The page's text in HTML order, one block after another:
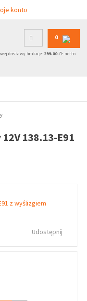
konto
0
dostawy brakuje: 299.00ZŁ netto
138.13-E91
Udostępnij